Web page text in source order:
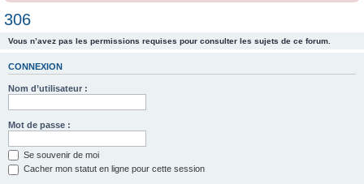
c
306
Vous n’avez pas les permissions requises pour consulter les sujets de ce forum.
CONNEXION
Nom d’utilisateur :
Mot de passe :
Se souvenir de moi
Cacher mon statut en ligne pour cette session